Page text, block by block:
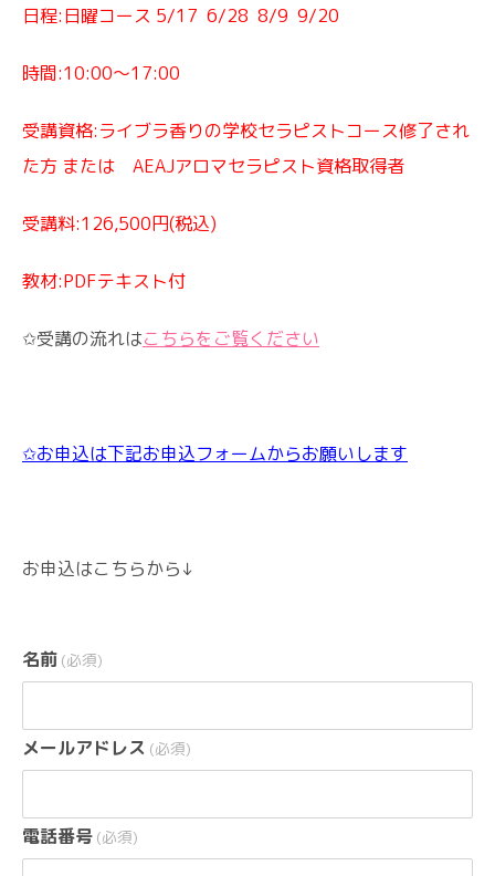
日程:日曜コース 5/17 6/28 8/9 9/20
時間:10:00～17:00
受講資格:ライブラ香りの学校セラピストコース修了され
た方 または AEAJアロマセラピスト資格取得者
受講料:126,500円(税込)
教材:PDFテキスト付
✩受講の流れはこちらをご覧ください
✩お申込は下記お申込フォームからお願いします
お申込はこちらから↓
名前 (必須)
メールアドレス (必須)
電話番号 (必須)